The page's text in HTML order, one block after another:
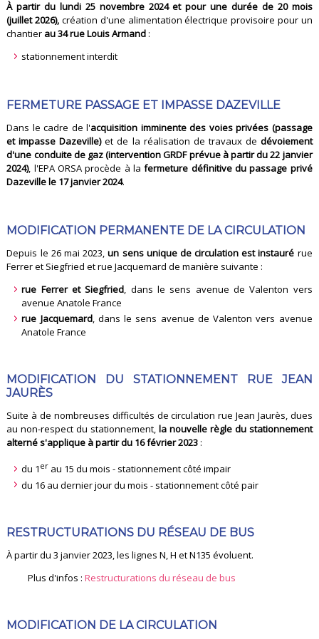
À partir du lundi 25 novembre 2024 et pour une durée de 20 mois
(juillet 2026), création d'une alimentation électrique provisoire pour un
chantier au 34 rue Louis Armand :
stationnement interdit
FERMETURE PASSAGE ET IMPASSE DAZEVILLE
Dans le cadre de l'acquisition imminente des voies privées (passage
et impasse Dazeville)et de la réalisation de travaux de dévoiement
d'une conduite de gaz (intervention GRDF prévue à partir du 22 janvier
2024), l'EPA ORSA procède à lafermeture définitive du passage privé
Dazeville le 17 janvier 2024.
MODIFICATION PERMANENTE DE LA CIRCULATION
Depuis le 26 mai 2023,un sens unique de circulation est instauré rue
Ferrer et Siegfried et rue Jacquemard de manière suivante :
rue Ferrer et Siegfried, dans le sens avenue de Valenton vers
avenue Anatole France
rue Jacquemard, dans le sens avenue de Valenton vers avenue
Anatole France
MODIFICATION
DU STATIONNEMENT RUE JEAN
JAURÈS
Suite à de nombreuses difficultés de circulation rue Jean Jaurès, dues
au non-respect du stationnement, la nouvelle règle du stationnement
alterné s'applique à partir du 16 février 2023 :
du 1 er au 15 du mois - stationnement côté impair
du 16 au dernier jour du mois - stationnement côté pair
RESTRUCTURATIONS DU RÉSEAU DE BUS
À partir du 3 janvier 2023, les lignes N, H et N135 évoluent.
Plus d'infos :Restructurations du réseau de bus
MODIFICATION DE LA CIRCULATION